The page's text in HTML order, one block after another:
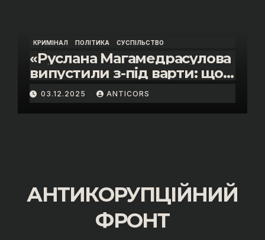
КРИМІНАЛ ПОЛІТИКА СУСПІЛЬСТВО
«Руслана Магамедрасулова
випустили з-під варти: що
відбувалось у залі суду»
03.12.2025 ANTICORS
АНТИКОРУПЦІЙНИЙ
ФРОНТ